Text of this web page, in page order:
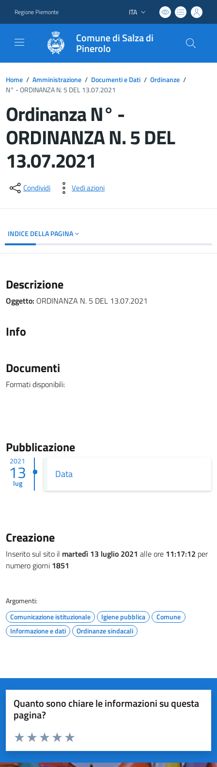
Regione Piemonte Lingua attiva:
ITA
Comune di Salza di
Pinerolo
Home / Amministrazione / Documenti e Dati / Ordinanze /
N° - ORDINANZA N. 5 DEL 13.07.2021
Ordinanza N° -
ORDINANZA N. 5 DEL
13.07.2021
Dettagli del documento
Condividi Vedi azioni
INDICE DELLA PAGINA
Descrizione
Oggetto: ORDINANZA N. 5 DEL 13.07.2021
Info
Documenti
Formati disponibili:
Pubblicazione
2021
13
lug
Data
Creazione
Inserito sul sito il martedì 13 luglio 2021 alle ore 11:17:12 per
numero giorni 1851
Argomenti:
Comunicazione istituzionale
Igiene pubblica
Comune
Informazione e dati
Ordinanze sindacali
Quanto sono chiare le informazioni su questa
pagina?
Valuta da 1 a 5 stelle la pagina
Valuta 5 stelle su 5
Valuta 4 stelle su 5
Valuta 3 stelle su 5
Valuta 2 stelle su 5
Valuta 1 stelle su 5